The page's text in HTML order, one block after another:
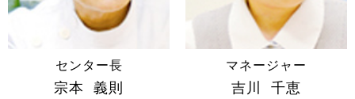
センター長
宗本 義則
マネージャー
吉川 千恵